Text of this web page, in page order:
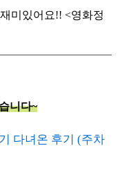
미있어요!! <영화정
니다~
다녀온 후기 (주차